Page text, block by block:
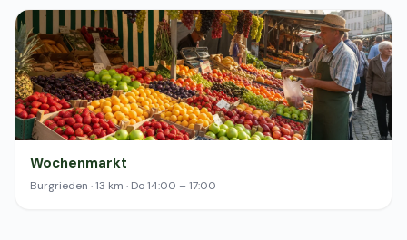
Wochenmarkt
Burgrieden · 13 km · Do 14:00 – 17:00